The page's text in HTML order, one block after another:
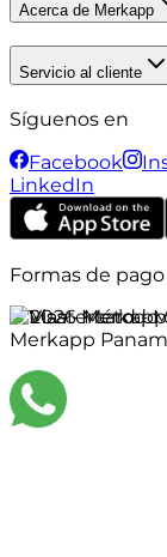
Acerca de Merkapp
Servicio al cliente
Síguenos en
Facebook
LinkedIn
Formas de pago
©2026Merkapp
Merkapp